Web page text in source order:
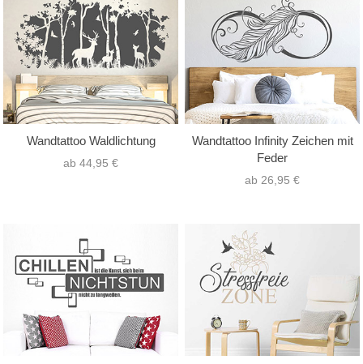
Wandtattoo Waldlichtung
ab 44,95 €
Wandtattoo Infinity Zeichen mit
Feder
ab 26,95 €